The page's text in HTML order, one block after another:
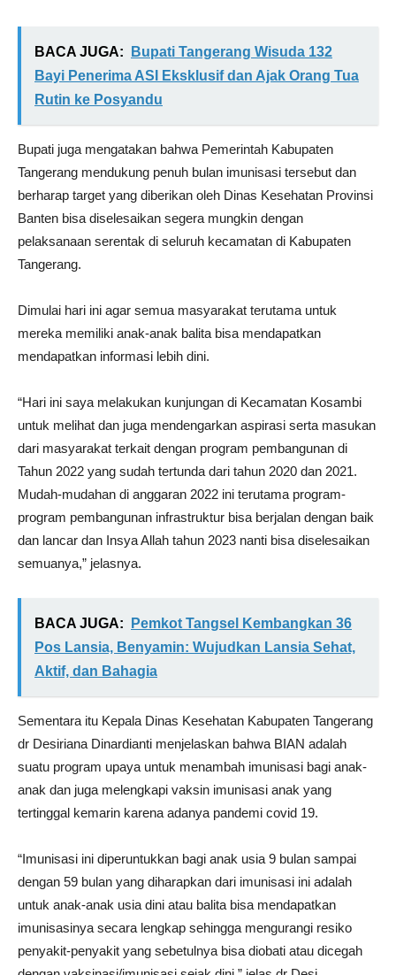
BACA JUGA:
Bupati Tangerang Wisuda 132
Bayi Penerima ASI Eksklusif dan Ajak Orang Tua
Rutin ke Posyandu
Bupati juga mengatakan bahwa Pemerintah Kabupaten
Tangerang mendukung penuh bulan imunisasi tersebut dan
berharap target yang diberikan oleh Dinas Kesehatan Provinsi
Banten bisa diselesaikan segera mungkin dengan
pelaksanaan serentak di seluruh kecamatan di Kabupaten
Tangerang.
Dimulai hari ini agar semua masyarakat terutama untuk
mereka memiliki anak-anak balita bisa mendapatkan
mendapatkan informasi lebih dini.
“Hari ini saya melakukan kunjungan di Kecamatan Kosambi
untuk melihat dan juga mendengarkan aspirasi serta masukan
dari masyarakat terkait dengan program pembangunan di
Tahun 2022 yang sudah tertunda dari tahun 2020 dan 2021.
Mudah-mudahan di anggaran 2022 ini terutama program-
program pembangunan infrastruktur bisa berjalan dengan baik
dan lancar dan Insya Allah tahun 2023 nanti bisa diselesaikan
semuanya,” jelasnya.
BACA JUGA:
Pemkot Tangsel Kembangkan 36
Pos Lansia, Benyamin: Wujudkan Lansia Sehat,
Aktif, dan Bahagia
Sementara itu Kepala Dinas Kesehatan Kabupaten Tangerang
dr Desiriana Dinardianti menjelaskan bahwa BIAN adalah
suatu program upaya untuk menambah imunisasi bagi anak-
anak dan juga melengkapi vaksin imunisasi anak yang
tertinggal kemarin karena adanya pandemi covid 19.
“Imunisasi ini diperuntukkan bagi anak usia 9 bulan sampai
dengan 59 bulan yang diharapkan dari imunisasi ini adalah
untuk anak-anak usia dini atau balita bisa mendapatkan
imunisasinya secara lengkap sehingga mengurangi resiko
penyakit-penyakit yang sebetulnya bisa diobati atau dicegah